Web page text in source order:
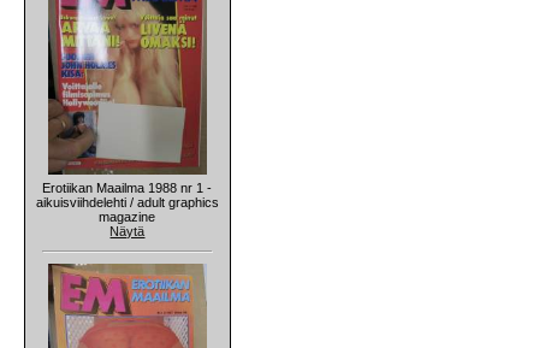
Erotiikan Maailma 1988 nr 1 -
aikuisviihdelehti / adult graphics
magazine
Näytä